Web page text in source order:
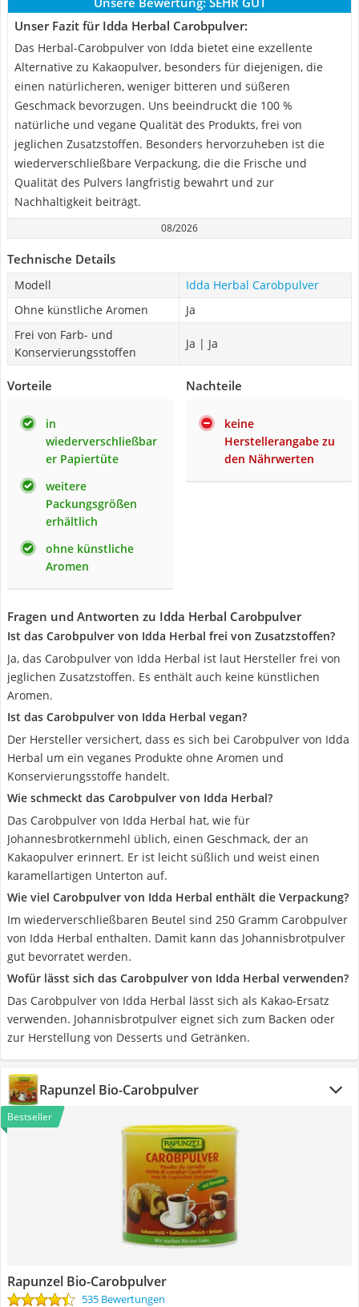
Unser Fazit für Idda Herbal Carobpulver:
Das Herbal-Carobpulver von Idda bietet eine exzellente
Alternative zu Kakaopulver, besonders für diejenigen, die
einen natürlicheren, weniger bitteren und süßeren
Geschmack bevorzugen. Uns beeindruckt die 100 %
natürliche und vegane Qualität des Produkts, frei von
jeglichen Zusatzstoffen. Besonders hervorzuheben ist die
wiederverschließbare Verpackung, die die Frische und
Qualität des Pulvers langfristig bewahrt und zur
Nachhaltigkeit beiträgt.
08/2026
Technische Details
Modell
Idda Herbal Carobpulver
Ohne künstliche Aromen
Ja
Frei von Farb- und
Konservierungsstoffen
Ja | Ja
Vorteile
in
wiederverschließbar
er Papiertüte
weitere
Packungsgrößen
erhältlich
ohne künstliche
Aromen
Nachteile
keine
Herstellerangabe zu
den Nährwerten
Fragen und Antworten zu Idda Herbal Carobpulver
Ist das Carobpulver von Idda Herbal frei von Zusatzstoffen?
Ja, das Carobpulver von Idda Herbal ist laut Hersteller frei von
jeglichen Zusatzstoffen. Es enthält auch keine künstlichen
Aromen.
Ist das Carobpulver von Idda Herbal vegan?
Der Hersteller versichert, dass es sich bei Carobpulver von Idda
Herbal um ein veganes Produkte ohne Aromen und
Konservierungsstoffe handelt.
Wie schmeckt das Carobpulver von Idda Herbal?
Das Carobpulver von Idda Herbal hat, wie für
Johannesbrotkernmehl üblich, einen Geschmack, der an
Kakaopulver erinnert. Er ist leicht süßlich und weist einen
karamellartigen Unterton auf.
Wie viel Carobpulver von Idda Herbal enthält die Verpackung?
Im wiederverschließbaren Beutel sind 250 Gramm Carobpulver
von Idda Herbal enthalten. Damit kann das Johannisbrotpulver
gut bevorratet werden.
Wofür lässt sich das Carobpulver von Idda Herbal verwenden?
Das Carobpulver von Idda Herbal lässt sich als Kakao-Ersatz
verwenden. Johannisbrotpulver eignet sich zum Backen oder
zur Herstellung von Desserts und Getränken.
Rapunzel Bio-Carobpulver
Bestseller
Rapunzel Bio-Carobpulver
535 Bewertungen